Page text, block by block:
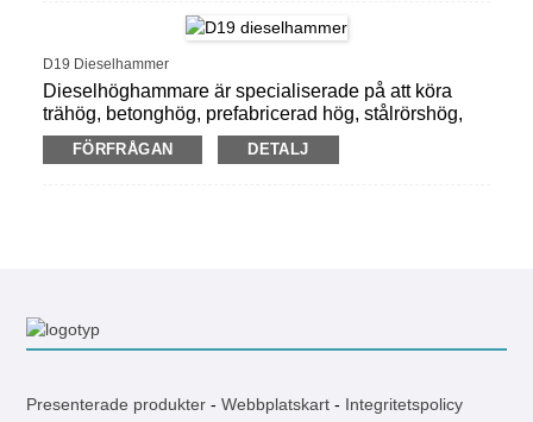
D19 Dieselhammer
Dieselhöghammare är specialiserade på att köra
trähög, betonghög, prefabricerad hög, stålrörshög,
arkhög.
FÖRFRÅGAN DETALJ
Presenterade produkter -Webbplatskart - Integritetspolicy